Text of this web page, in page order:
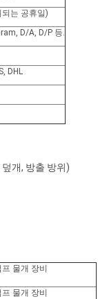
는 공휴일)
D/A, D/P 등.
DHL
개, 방출 방위)
물개 장비
물개 장비